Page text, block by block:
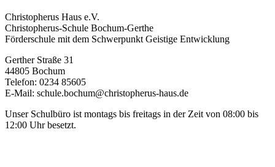
Christopherus Haus e.V.
Christopherus-Schule Bochum-Gerthe
Förderschule mit dem Schwerpunkt Geistige Entwicklung
Gerther Straße 31
44805 Bochum
Telefon: 0234 85605
E-Mail: schule.bochum@christopherus-haus.de
Unser Schulbüro ist montags bis freitags in der Zeit von 08:00 bis
12:00 Uhr besetzt.